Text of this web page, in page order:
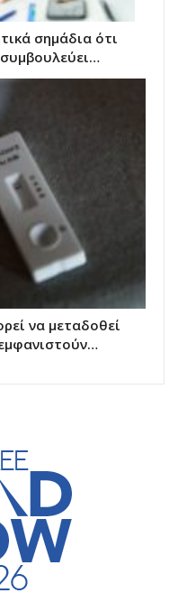
σημάδια ότι
συμβουλεύει…
να μεταδοθεί